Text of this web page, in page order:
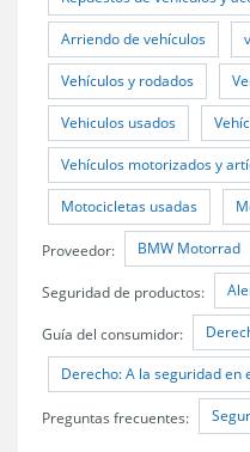
Arriendo de vehículos
Vehículos y rodados
Vehiculos usados
Vehículos motorizados y
Motocicletas usadas
Proveedor: BMW Motorrad
Seguridad de productos:
Guía del consumidor:
Derecho: A la seguridad en
Preguntas frecuentes: